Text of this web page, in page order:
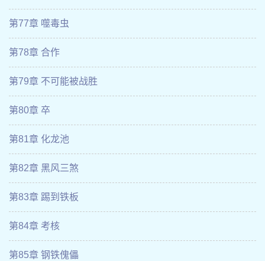
第77章 噬毒虫
第78章 合作
第79章 不可能被战胜
第80章 卒
第81章 化龙池
第82章 黑风三煞
第83章 踢到铁板
第84章 考核
第85章 钢铁傀儡